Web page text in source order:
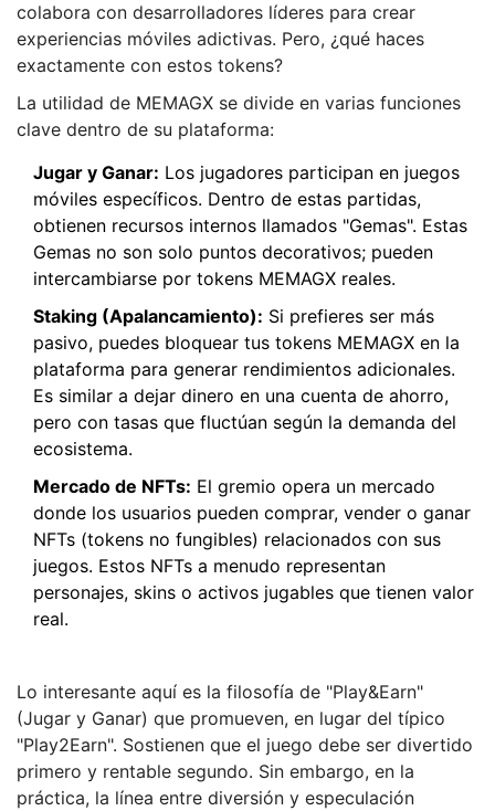
colabora con desarrolladores líderes para crear
experiencias móviles adictivas. Pero, ¿qué haces
exactamente con estos tokens?
La utilidad de MEMAGX se divide en varias funciones
clave dentro de su plataforma:
Jugar y Ganar: Los jugadores participan en juegos
móviles específicos. Dentro de estas partidas,
obtienen recursos internos llamados "Gemas". Estas
Gemas no son solo puntos decorativos; pueden
intercambiarse por tokens MEMAGX reales.
Staking (Apalancamiento): Si prefieres ser más
pasivo, puedes bloquear tus tokens MEMAGX en la
plataforma para generar rendimientos adicionales.
Es similar a dejar dinero en una cuenta de ahorro,
pero con tasas que fluctúan según la demanda del
ecosistema.
Mercado de NFTs: El gremio opera un mercado
donde los usuarios pueden comprar, vender o ganar
NFTs (tokens no fungibles) relacionados con sus
juegos. Estos NFTs a menudo representan
personajes, skins o activos jugables que tienen valor
real.
Lo interesante aquí es la filosofía de "Play&Earn"
(Jugar y Ganar) que promueven, en lugar del típico
"Play2Earn". Sostienen que el juego debe ser divertido
primero y rentable segundo. Sin embargo, en la
práctica, la línea entre diversión y especulación